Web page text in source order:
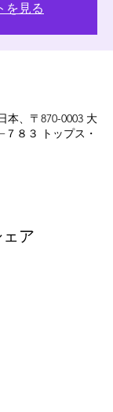
を見る
本、〒870-0003 大
８３ トップス・
ア